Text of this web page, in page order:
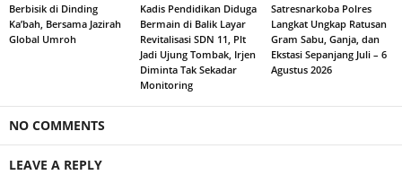
Berbisik di Dinding
Ka’bah, Bersama Jazirah
Global Umroh
Kadis Pendidikan Diduga
Bermain di Balik Layar
Revitalisasi SDN 11, Plt
Jadi Ujung Tombak, Irjen
Diminta Tak Sekadar
Monitoring
Satresnarkoba Polres
Langkat Ungkap Ratusan
Gram Sabu, Ganja, dan
Ekstasi Sepanjang Juli – 6
Agustus 2026
NO COMMENTS
LEAVE A REPLY